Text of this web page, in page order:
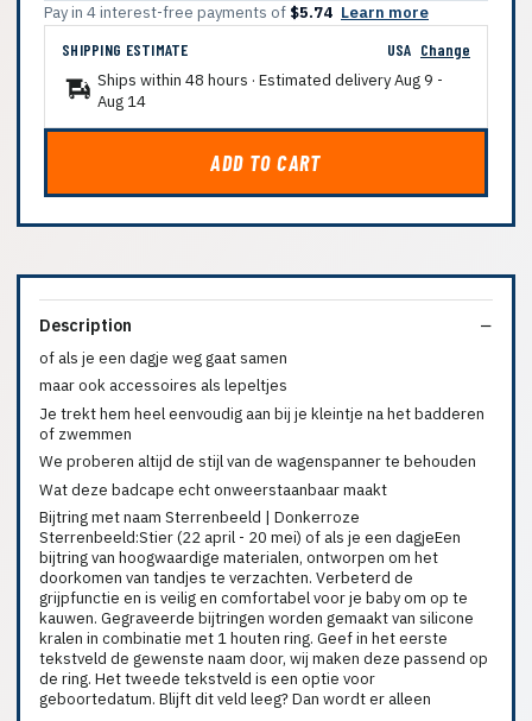
Pay in 4 interest-free payments of $5.74 Learn more
SHIPPING ESTIMATE
USA Change
Ships within 48 hours · Estimated deliveryAug 9 -
Aug 14
ADD TO CART
Description
of als je een dagje weg gaat samen
maar ook accessoires als lepeltjes
Je trekt hem heel eenvoudig aan bij je kleintje na het badderen
of zwemmen
We proberen altijd de stijl van de wagenspanner te behouden
Wat deze badcape echt onweerstaanbaar maakt
Bijtring met naam Sterrenbeeld | Donkerroze
Sterrenbeeld:Stier (22 april - 20 mei) of als je een dagjeEen
bijtring van hoogwaardige materialen, ontworpen om het
doorkomen van tandjes te verzachten. Verbeterd de
grijpfunctie en is veilig en comfortabel voor je baby om op te
kauwen. Gegraveerde bijtringen worden gemaakt van silicone
kralen in combinatie met 1 houten ring. Geef in het eerste
tekstveld de gewenste naam door, wij maken deze passend op
de ring. Het tweede tekstveld is een optie voor
geboortedatum. Blijft dit veld leeg? Dan wordt er alleen